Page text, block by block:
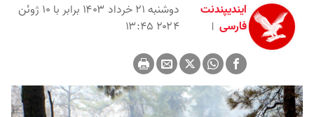
ایندیپندنت
فارسی
دوشنبه ۲۱ خرداد ۱۴۰۳ برابر با ۱۰ ژوئن
۲۰۲۴ ۱۳:۴۵